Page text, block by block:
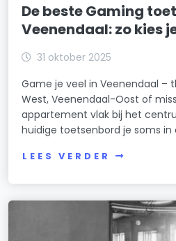
De beste Gaming
Veenendaal: zo kies
31 oktober 2025
Game je veel in Veenendaal –
West, Veenendaal-Oost of
appartement vlak bij het
huidige toetsenbord je soms in
LEES VERDER